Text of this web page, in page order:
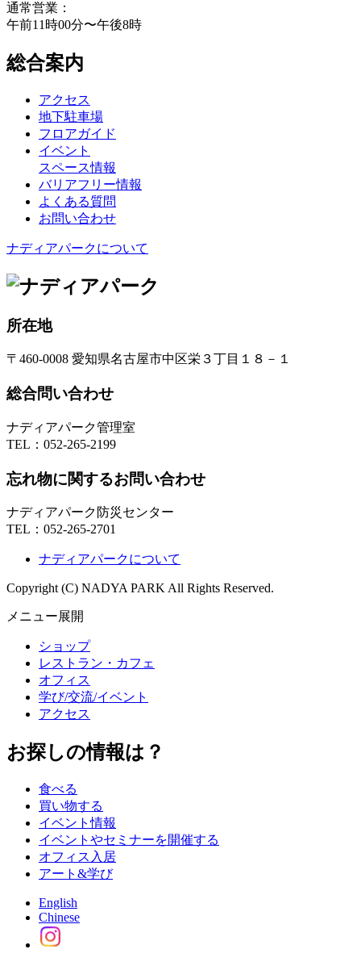
通常営業：
午前11時00分〜午後8時
総合案内
アクセス
地下駐車場
フロアガイド
イベント
スペース情報
バリアフリー情報
よくある質問
お問い合わせ
ナディアパークについて
所在地
〒460-0008 愛知県名古屋市中区栄３丁目１８－１
総合問い合わせ
ナディアパーク管理室
TEL： 052-265-2199
忘れ物に関するお問い合わせ
ナディアパーク防災センター
TEL： 052-265-2701
ナディアパークについて
Copyright (C) NADYA PARK All Rights Reserved.
メニュー展開
ショップ
レストラン・カフェ
オフィス
学び/交流/イベント
アクセス
お探しの情報は？
食べる
買い物する
イベント情報
イベントやセミナーを開催する
オフィス入居
アート&学び
English
Chinese